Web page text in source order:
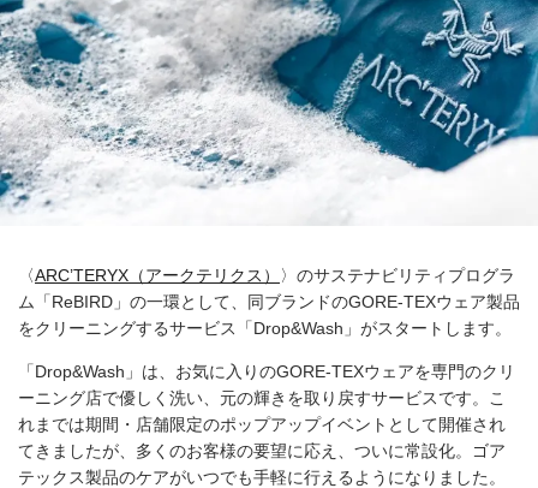
〈ARC’TERYX（アークテリクス）
〉のサステナビリティプログラ
ム「ReBIRD」の一環として、同ブランドのGORE-TEXウェア製品
をクリーニングするサービス「Drop&Wash」がスタートします。
「Drop&Wash」は、お気に入りのGORE-TEXウェアを専門のクリ
ーニング店で優しく洗い、元の輝きを取り戻すサービスです。こ
れまでは期間・店舗限定のポップアップイベントとして開催され
てきましたが、多くのお客様の要望に応え、ついに常設化。ゴア
テックス製品のケアがいつでも手軽に行えるようになりました。